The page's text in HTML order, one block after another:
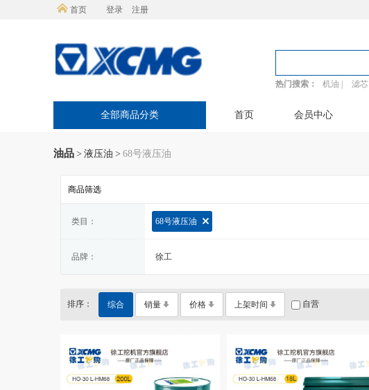
首页 登录 注册
热门搜索： 机油 | 滤芯 |
全部商品分类 首页 会员中心
油品 > 液压油 > 68号液压油
商品筛选
类目： 68号液压油
品牌： 徐工
排序： 综合 销量 价格 上架时间 自营